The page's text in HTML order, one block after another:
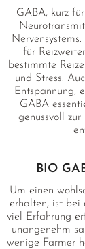
GABA, kurz
für
bestimmte
und Stress.
Entspannung,
GABA
genussvoll zur
BIO
Um einen
erhalten, ist bei
viel Erfahrung
unangenehm
wenige Farmer